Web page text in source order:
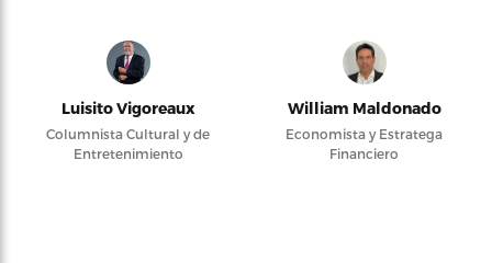
Luisito Vigoreaux
Columnista Cultural y de
Entretenimiento
William Maldonado
Economista y Estratega
Financiero